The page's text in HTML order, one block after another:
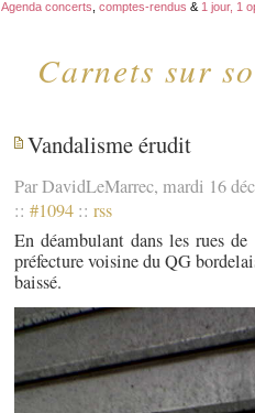
Carnets sur
Agenda concerts comptes-rendus & 1 jour, 1
Vandalisme érudit
Par DavidLeMarrec, mardi 16
:: #1094 :: rss
En déambulant dans les rues
préfecture voisine du QG
baissé.